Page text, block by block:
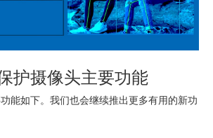
护摄像头主要功能
能如下。我们也会继续推出更多有用的新功